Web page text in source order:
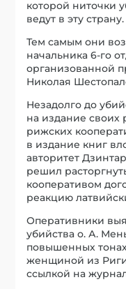
которой ниточки
ведут в эту страну.
Тем самым они
начальника 6-го
организованной
Николая
Незадолго до
на издание своих
рижских
в издание книг
авторитет
решил
кооперативом
реакцию
Оперативники
убийства о. А.
повышенных
женщиной из
ссылкой на